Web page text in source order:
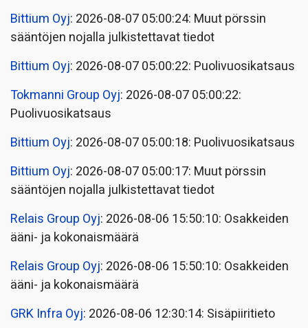
Bittium Oyj: 2026-08-07 05:00:24: Muut pörssin
sääntöjen nojalla julkistettavat tiedot
Bittium Oyj: 2026-08-07 05:00:22: Puolivuosikatsaus
Tokmanni Group Oyj: 2026-08-07 05:00:22:
Puolivuosikatsaus
Bittium Oyj: 2026-08-07 05:00:18: Puolivuosikatsaus
Bittium Oyj: 2026-08-07 05:00:17: Muut pörssin
sääntöjen nojalla julkistettavat tiedot
Relais Group Oyj: 2026-08-06 15:50:10: Osakkeiden
ääni- ja kokonaismäärä
Relais Group Oyj: 2026-08-06 15:50:10: Osakkeiden
ääni- ja kokonaismäärä
GRK Infra Oyj: 2026-08-06 12:30:14: Sisäpiiritieto